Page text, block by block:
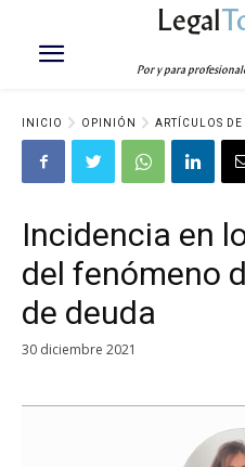
Legal
Por y para
INICIO OPINIÓN ARTÍCULOS
Incidencia en
del fenómeno
de deuda
30 diciembre 2021